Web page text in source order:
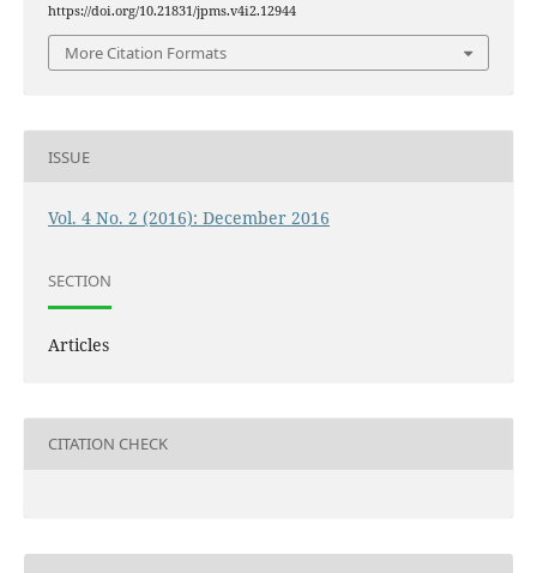
https://doi.org/10.21831/jpms.v4i2.12944
More Citation Formats
ISSUE
Vol. 4 No. 2 (2016): December 2016
SECTION
Articles
CITATION CHECK